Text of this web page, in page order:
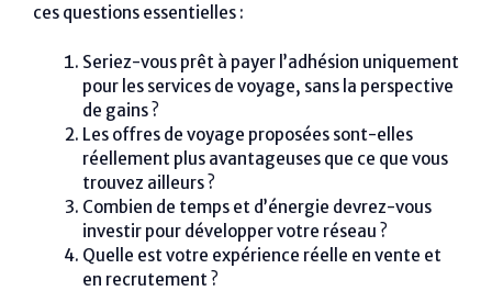
ces questions essentielles :
Seriez-vous prêt à payer l’adhésion uniquement
pour les services de voyage, sans la perspective
de gains ?
Les offres de voyage proposées sont-elles
réellement plus avantageuses que ce que vous
trouvez ailleurs ?
Combien de temps et d’énergie devrez-vous
investir pour développer votre réseau ?
Quelle est votre expérience réelle en vente et
en recrutement ?